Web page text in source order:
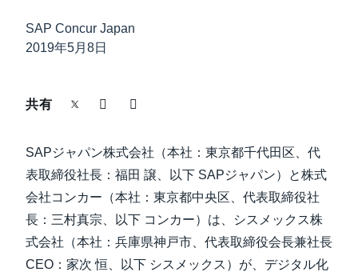
自治体・公共機関・教育機関等
SAP Concur Japan
2019年5月8日
共有
SAPジャパン株式会社（本社：東京都千代田区、代
表取締役社長：福田 譲、以下 SAPジャパン）と株式
会社コンカー（本社：東京都中央区、代表取締役社
長：三村真宗、以下 コンカー）は、シスメックス株
式会社（本社：兵庫県神戸市、代表取締役会長兼社長
CEO：家次 恒、以下 シスメックス）が、デジタル化